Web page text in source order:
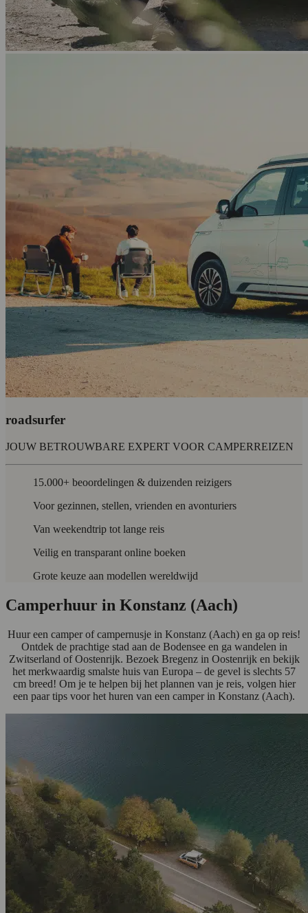
roadsurfer
JOUW BETROUWBARE EXPERT VOOR CAMPERREIZEN
15.000+ beoordelingen & duizenden reizigers
Voor gezinnen, stellen, vrienden en avonturiers
Van weekendtrip tot lange reis
Veilig en transparant online boeken
Grote keuze aan modellen wereldwijd
Camperhuur in Konstanz (Aach)
Huur een camper of campernusje in Konstanz (Aach) en ga op reis!
Ontdek de prachtige stad aan de Bodensee en ga wandelen in
Zwitserland of Oostenrijk. Bezoek Bregenz in Oostenrijk en bekijk
het merkwaardig smalste huis van Europa – de gevel is slechts 57
cm breed! Om je te helpen bij het plannen van je reis, volgen hier
een paar tips voor het huren van een camper in Konstanz (Aach).